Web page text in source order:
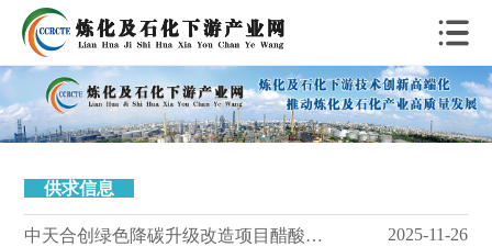
供求信息
中天合创绿色降碳升级改造项目醋酸乙烯及VAE乳液装置工程总承包一标段招标公告 2025-11-26